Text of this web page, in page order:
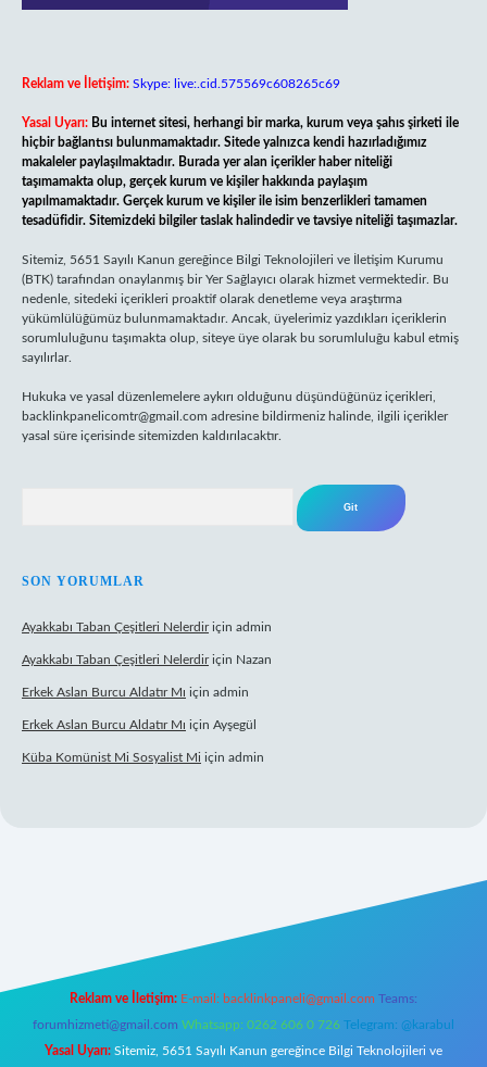
Reklam ve İletişim: Skype: live:.cid.575569c608265c69
Yasal Uyarı: Bu internet sitesi, herhangi bir marka, kurum veya şahıs şirketi ile
hiçbir bağlantısı bulunmamaktadır. Sitede yalnızca kendi hazırladığımız
makaleler paylaşılmaktadır. Burada yer alan içerikler haber niteliği
taşımamakta olup, gerçek kurum ve kişiler hakkında paylaşım
yapılmamaktadır. Gerçek kurum ve kişiler ile isim benzerlikleri tamamen
tesadüfidir. Sitemizdeki bilgiler taslak halindedir ve tavsiye niteliği taşımazlar.
Sitemiz, 5651 Sayılı Kanun gereğince Bilgi Teknolojileri ve İletişim Kurumu
(BTK) tarafından onaylanmış bir Yer Sağlayıcı olarak hizmet vermektedir. Bu
nedenle, sitedeki içerikleri proaktif olarak denetleme veya araştırma
yükümlülüğümüz bulunmamaktadır. Ancak, üyelerimiz yazdıkları içeriklerin
sorumluluğunu taşımakta olup, siteye üye olarak bu sorumluluğu kabul etmiş
sayılırlar.
Hukuka ve yasal düzenlemelere aykırı olduğunu düşündüğünüz içerikleri,
backlinkpanelicomtr@gmail.com adresine bildirmeniz halinde, ilgili içerikler
yasal süre içerisinde sitemizden kaldırılacaktır.
SON YORUMLAR
Ayakkabı Taban Çeşitleri Nelerdiriçin admin
Ayakkabı Taban Çeşitleri Nelerdiriçin Nazan
Erkek Aslan Burcu Aldatır Mı için admin
Erkek Aslan Burcu Aldatır Mı için Ayşegül
Küba Komünist Mi Sosyalist Mi için admin
Reklam ve İletişim: E-mail: backlinkpaneli@gmail.com Teams:
forumhizmeti@gmail.com Whatsapp: 0262 606 0 726 Telegram: @karabul
Yasal Uyarı: Sitemiz, 5651 Sayılı Kanun gereğince Bilgi Teknolojileri ve